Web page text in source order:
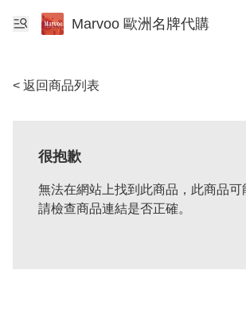
Marvoo 歐洲名牌代購
< 返回商品列表
很抱歉
無法在網站上找到此商品，此商品可
請檢查商品連結是否正確。